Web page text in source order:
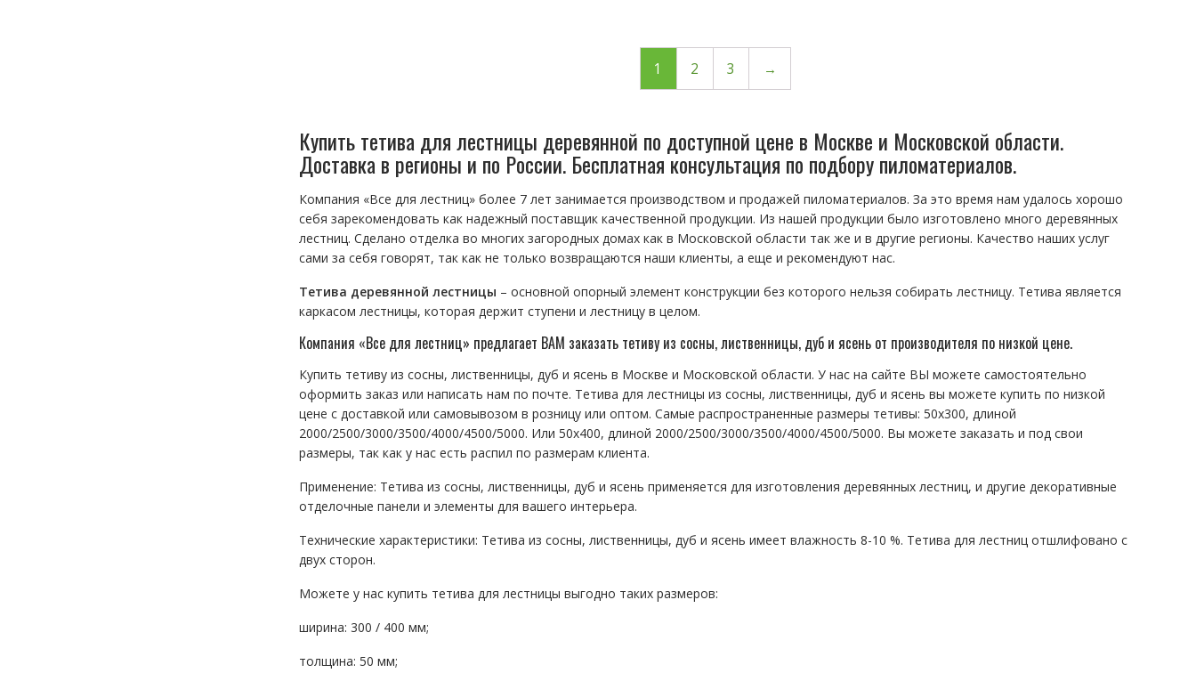
1 2 3 →
Купить тетива для лестницы деревянной по доступной цене в Москве и Московской области.
Доставка в регионы и по России. Бесплатная консультация по подбору пиломатериалов.
Компания «Все для лестниц» более 7 лет занимается производством и продажей пиломатериалов. За это время нам удалось хорошо
себя зарекомендовать как надежный поставщик качественной продукции. Из нашей продукции было изготовлено много деревянных
лестниц. Сделано отделка во многих загородных домах как в Московской области так же и в другие регионы. Качество наших услуг
сами за себя говорят, так как не только возвращаются наши клиенты, а еще и рекомендуют нас.
Тетива деревянной лестницы – основной опорный элемент конструкции без которого нельзя собирать лестницу. Тетива является
каркасом лестницы, которая держит ступени и лестницу в целом.
Компания «Все для лестниц» предлагает ВАМ заказать тетиву из сосны, лиственницы, дуб и ясень от производителя по низкой цене.
Купить тетиву из сосны, лиственницы, дуб и ясень в Москве и Московской области. У нас на сайте ВЫ можете самостоятельно
оформить заказ или написать нам по почте. Тетива для лестницы из сосны, лиственницы, дуб и ясень вы можете купить по низкой
цене с доставкой или самовывозом в розницу или оптом. Самые распространенные размеры тетивы: 50х300, длиной
2000/2500/3000/3500/4000/4500/5000. Или 50х400, длиной 2000/2500/3000/3500/4000/4500/5000. Вы можете заказать и под свои
размеры, так как у нас есть распил по размерам клиента.
Применение: Тетива из сосны, лиственницы, дуб и ясень применяется для изготовления деревянных лестниц, и другие декоративные
отделочные панели и элементы для вашего интерьера.
Технические характеристики: Тетива из сосны, лиственницы, дуб и ясень имеет влажность 8-10 %. Тетива для лестниц отшлифовано с
двух сторон.
Можете у нас купить тетива для лестницы выгодно таких размеров:
ширина: 300 / 400 мм;
толщина: 50 мм;